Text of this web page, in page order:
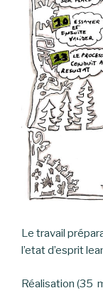
Le travail
l’etat d’esprit
Réalisation (35